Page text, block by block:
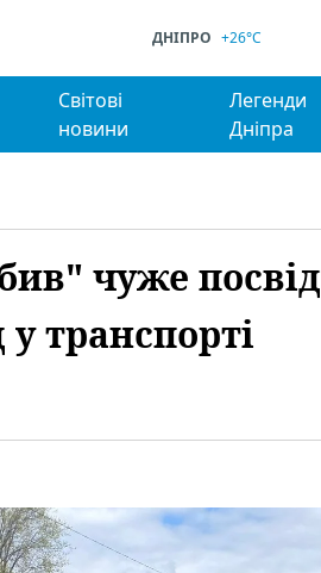
ДНІПРО +26°C
Світові
новини
Легенди
Дніпра
чуже
транспорті